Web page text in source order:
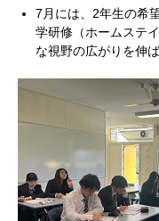
7月には、2年生の希
学研修（ホームステ
な視野の広がりを伸